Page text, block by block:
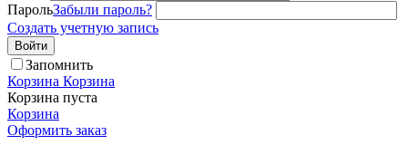
ПарольЗабыли пароль?
Создать учетную запись
Войти
Запомнить
Корзина Корзина
Корзина пуста
Корзина
Оформить заказ